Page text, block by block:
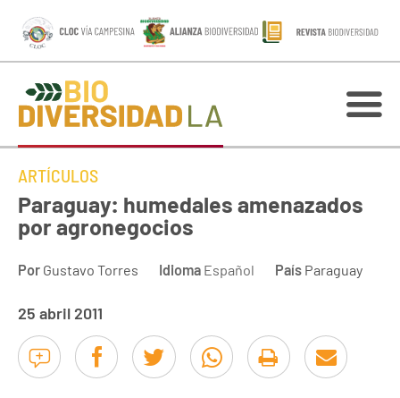
ARTÍCULOS
Paraguay: humedales amenazados
por agronegocios
Por Gustavo Torres Idioma Español País Paraguay
25 abril 2011